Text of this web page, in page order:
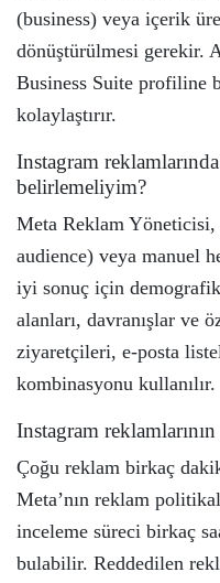
(business) veya içerik
dönüştürülmesi gerekir.
Business Suite profiline
kolaylaştırır.
Instagram
belirlemeliyim?
Meta Reklam Yöneticisi,
audience) veya manuel
iyi sonuç için
alanları, davranışlar ve
ziyaretçileri, e-posta
kombinasyonu kullanılır.
Instagram
Çoğu reklam birkaç
Meta’nın reklam
inceleme süreci birkaç
bulabilir. Reddedilen